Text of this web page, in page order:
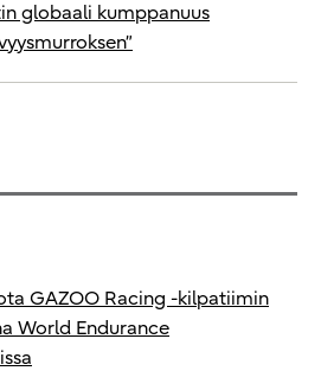
globaali kumppanuus
GAZOO Racing -kilpatiimin
World Endurance